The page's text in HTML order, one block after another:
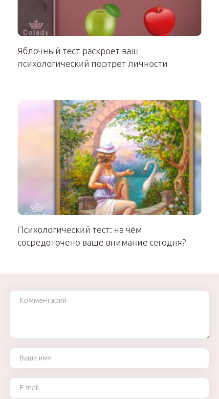
Яблочный тест раскроет ваш
психологический портрет личности
Психологический тест: на чём
сосредоточено ваше внимание сегодня?
Комментарий
Ваше имя
Ваш e-mail